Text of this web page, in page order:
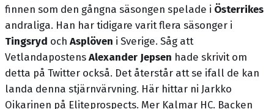
finnen som den gångna säsongen spelade i Österrikes
andraliga. Han har tidigare varit flera säsonger i
Tingsryd och Asplöven i Sverige. Såg att
Vetlandapostens Alexander Jepsen hade skrivit om
detta på Twitter också. Det återstår att se ifall de kan
landa denna stjärnvärvning. Här hittar ni Jarkko
Oikarinen på Eliteprospects. Mer Kalmar HC. Backen